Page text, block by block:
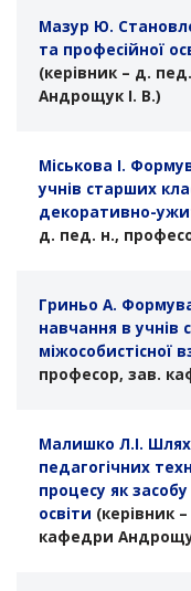
Мазур Ю.
та професійної
(керівник – д.
Андрощук І. В.)
Міськова І.
учнів старших
декоративно-
д. пед. н.,
Гриньо А.
навчання в учнів
міжособистісної
професор, зав.
Малишко Л.І.
педагогічних
процесу як
освіти (керівник
кафедри